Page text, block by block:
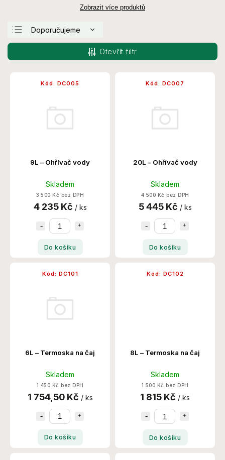
Zobrazit více produktů
Doporučujeme
Nejdražší
Otevřít filtr
9L – Ohřívač vody
Skladem
3 500 Kč bez DPH
4 235 Kč / ks
Do košíku
Kód: DC005
20L – Ohřívač vody
Skladem
4 500 Kč bez DPH
5 445 Kč / ks
Do košíku
Kód: DC007
6L – Termoska na čaj
Skladem
1 450 Kč bez DPH
1 754,50 Kč / ks
Do košíku
Kód: DC101
8L – Termoska na čaj
Skladem
1 500 Kč bez DPH
1 815 Kč / ks
Do košíku
Kód: DC102